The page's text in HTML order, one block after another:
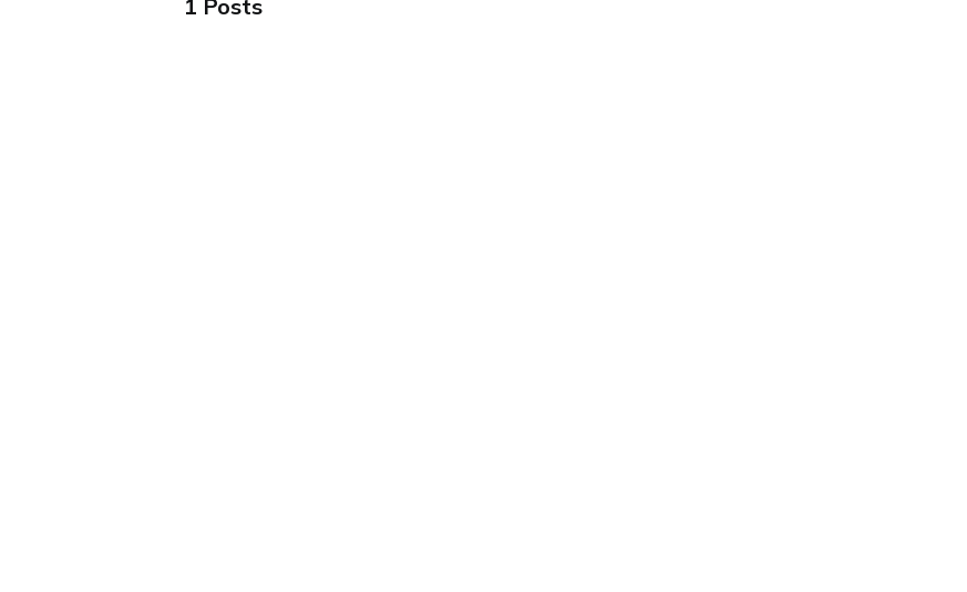
1 Posts